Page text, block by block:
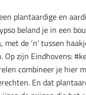
plantaardige en
beland je in een
met de ‘n’ tussen
Op zijn Eindhovens:
combineer je hier
En dat